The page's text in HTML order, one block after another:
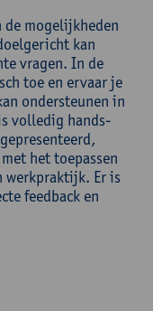
mogelijkheden
kan
vragen. In de
toe en ervaar je
ondersteunen in
volledig hands-
het toepassen
werkpraktijk. Er is
feedback en